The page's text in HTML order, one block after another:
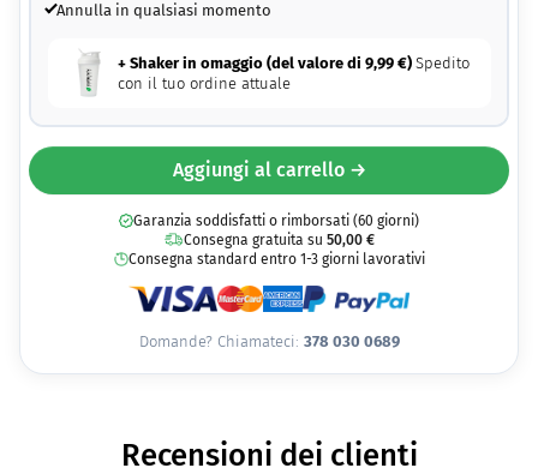
Annulla in qualsiasi momento
+ Shaker in omaggio (del valore di 9,99 €) Spedito
con il tuo ordine attuale
Aggiungi al carrello →
Garanzia soddisfatti o rimborsati (60 giorni)
Consegna gratuita su 50,00 €
Consegna standard entro 1-3 giorni lavorativi
Domande? Chiamateci: 378 030 0689
Recensioni dei clienti